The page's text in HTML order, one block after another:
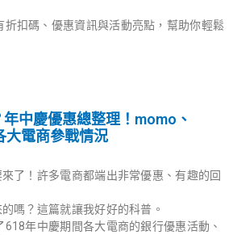
扣碼、優惠資訊與活動亮點，幫助你輕鬆
中慶優惠總整理！momo、
大電商參戰情況
了！許多電商都端出非常優惠、有趣的回
嗎？這篇就讓我好好的科普。
年中慶期間各大電商的銀行優惠活動、